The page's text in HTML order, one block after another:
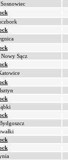
Nowy Sącz